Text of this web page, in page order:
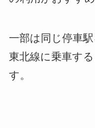
一部は同じ停車
東北線に乗車す
す。